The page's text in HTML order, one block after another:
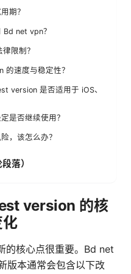
期？
net vpn？
限制？
速度与稳定性？
version 是否适用于 iOS、
是否继续使用？
，该怎么办？
落）
version 的核
的核心点很重要。Bd net
本通常会包含以下改